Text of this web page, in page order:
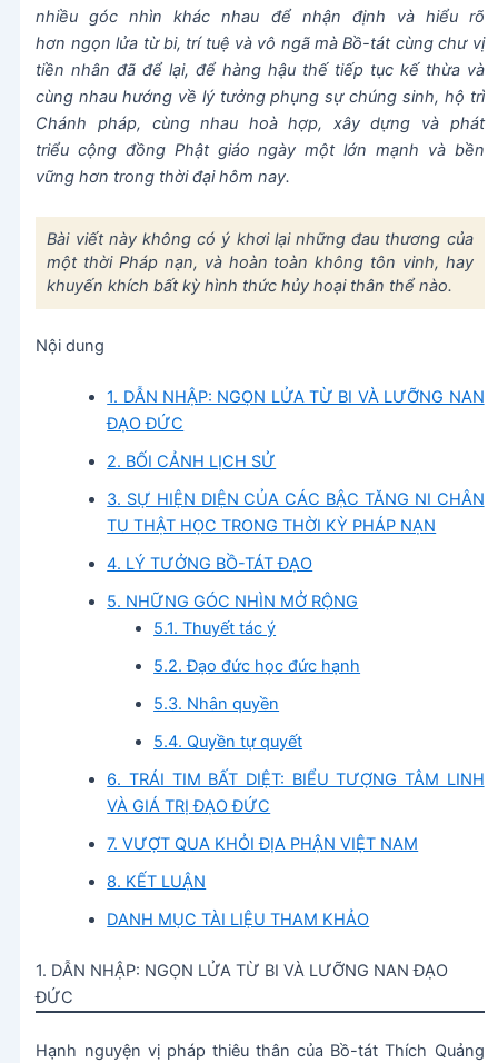
nhiều góc nhìn khác nhau để nhận định và hiểu rõ
hơn ngọn lửa từ bi, trí tuệ và vô ngã mà Bồ-tát cùng chư vị
tiền nhân đã để lại, để hàng hậu thế tiếp tục kế thừa và
cùng nhau hướng về lý tưởng phụng sự chúng sinh, hộ trì
Chánh pháp, cùng nhau hoà hợp, xây dựng và phát
triểu cộng đồng Phật giáo ngày một lớn mạnh và bền
vững hơn trong thời đại hôm nay.
Bài viết này không có ý khơi lại những đau thương của
một thời Pháp nạn, và hoàn toàn không tôn vinh, hay
khuyến khích bất kỳ hình thức hủy hoại thân thể nào.
Nội dung
1. DẪN NHẬP: NGỌN LỬA TỪ BI VÀ LƯỠNG NAN
ĐẠO ĐỨC
2. BỐI CẢNH LỊCH SỬ
3. SỰ HIỆN DIỆN CỦA CÁC BẬC TĂNG NI CHÂN
TU THẬT HỌC TRONG THỜI KỲ PHÁP NẠN
4. LÝ TƯỞNG BỒ-TÁT ĐẠO
5. NHỮNG GÓC NHÌN MỞ RỘNG
5.1. Thuyết tác ý
5.2. Đạo đức học đức hạnh
5.3. Nhân quyền
5.4. Quyền tự quyết
6. TRÁI TIM BẤT DIỆT: BIỂU TƯỢNG TÂM LINH
VÀ GIÁ TRỊ ĐẠO ĐỨC
7. VƯỢT QUA KHỎI ĐỊA PHẬN VIỆT NAM
8. KẾT LUẬN
DANH MỤC TÀI LIỆU THAM KHẢO
1. DẪN NHẬP: NGỌN LỬA TỪ BI VÀ LƯỠNG NAN ĐẠO
ĐỨC
Hạnh nguyện vị pháp thiêu thân của Bồ-tát Thích Quảng